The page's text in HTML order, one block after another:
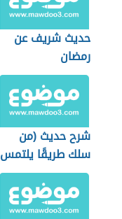
حديث شريف عن
رمضان
شرح حديث (من
سلك طريقًا يلتمس
فيه علمًا)